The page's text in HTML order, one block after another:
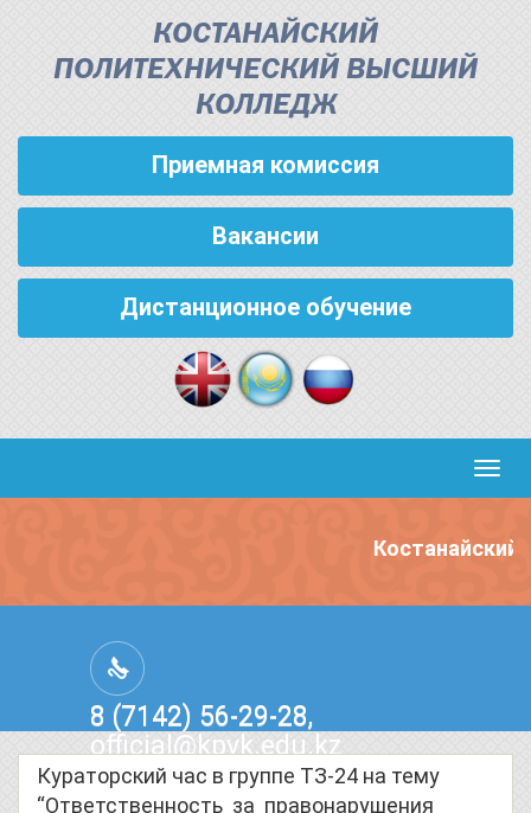
КОСТАНАЙСКИЙ
ПОЛИТЕХНИЧЕСКИЙ ВЫСШИЙ
КОЛЛЕДЖ
Приемная комиссия
Вакансии
Дистанционное обучение
Костанайский
8 (7142) 56-29-28,
official@kpvk.edu.kz
г.Костанай, Проспект Кобыланды
Батыра, 3
Кураторский час в группе ТЗ-24 на тему
“Ответственность за правонарушения